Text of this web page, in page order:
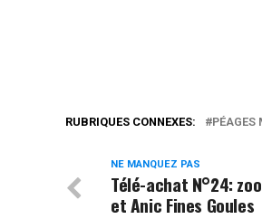
RUBRIQUES CONNEXES: PÉAGES
NE MANQUEZ PAS
Télé-achat N°24:
et Anic Fines Goules